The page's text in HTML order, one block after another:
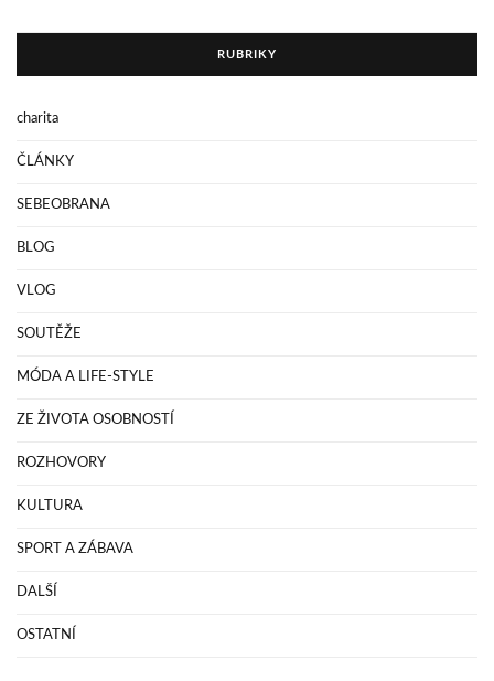
RUBRIKY
charita
ČLÁNKY
SEBEOBRANA
BLOG
VLOG
SOUTĚŽE
MÓDA A LIFE-STYLE
ZE ŽIVOTA OSOBNOSTÍ
ROZHOVORY
KULTURA
SPORT A ZÁBAVA
DALŠÍ
OSTATNÍ